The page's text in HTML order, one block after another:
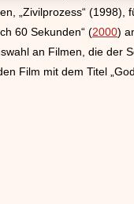
„Zivilprozess“
60 Sekunden“ (2000)
an Filmen, die der
Film mit dem Titel